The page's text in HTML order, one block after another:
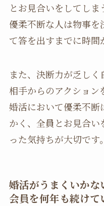
とお見合いをしてしま
優柔不断な人は物事
て答を出すまでに時間
また、決断力が乏しく
相手からのアクション
婚活において優柔不断
かく、全員とお見合
った気持ちが大切です。
婚活がうまくいかな
会員を何年も続けて